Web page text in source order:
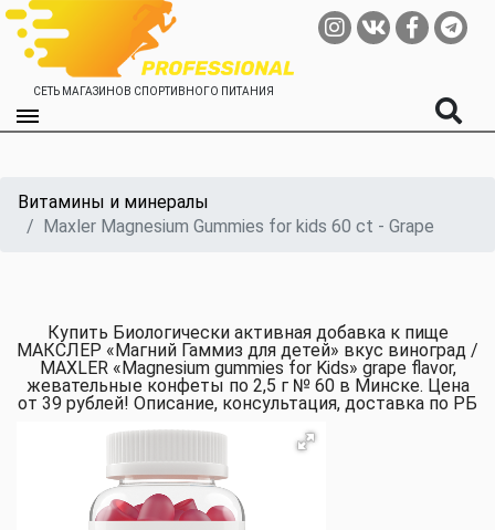
СЕТЬ МАГАЗИНОВ СПОРТИВНОГО ПИТАНИЯ
Витамины и минералы
Maxler Magnesium Gummies for kids 60 ct - Grape
Купить Биологически активная добавка к пище
МАКСЛЕР «Магний Гаммиз для детей» вкус виноград /
MAXLER «Magnesium gummies for Kids» grape flavor,
жевательные конфеты по 2,5 г № 60 в Минске. Цена
от 39 рублей! Описание, консультация, доставка по РБ